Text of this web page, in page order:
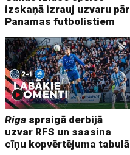
izskaņā izrauj uzvaru pār
Panamas futbolistiem
Riga spraigā derbijā
uzvar RFS un saasina
cīņu kopvērtējuma tabulā